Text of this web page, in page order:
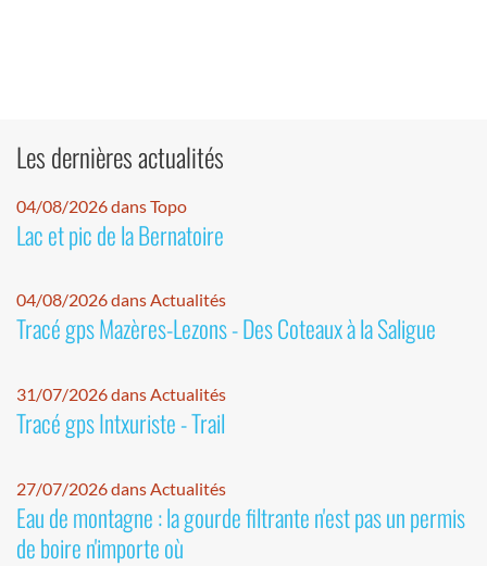
Les dernières actualités
04/08/2026 dans Topo
Lac et pic de la Bernatoire
04/08/2026 dans Actualités
Tracé gps Mazères-Lezons - Des Coteaux à la Saligue
31/07/2026 dans Actualités
Tracé gps Intxuriste - Trail
27/07/2026 dans Actualités
Eau de montagne : la gourde filtrante n'est pas un permis
de boire n'importe où